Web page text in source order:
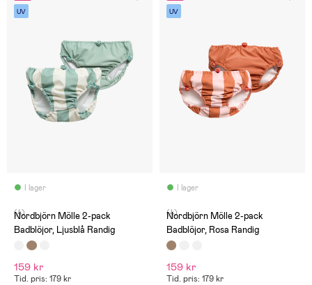
UV
I lager
(4)
Nordbjörn Mölle 2-pack
Badblöjor, Ljusblå Randig
159 kr
Tid. pris: 179 kr
UV
I lager
(4)
Nordbjörn Mölle 2-pack
Badblöjor, Rosa Randig
159 kr
Tid. pris: 179 kr